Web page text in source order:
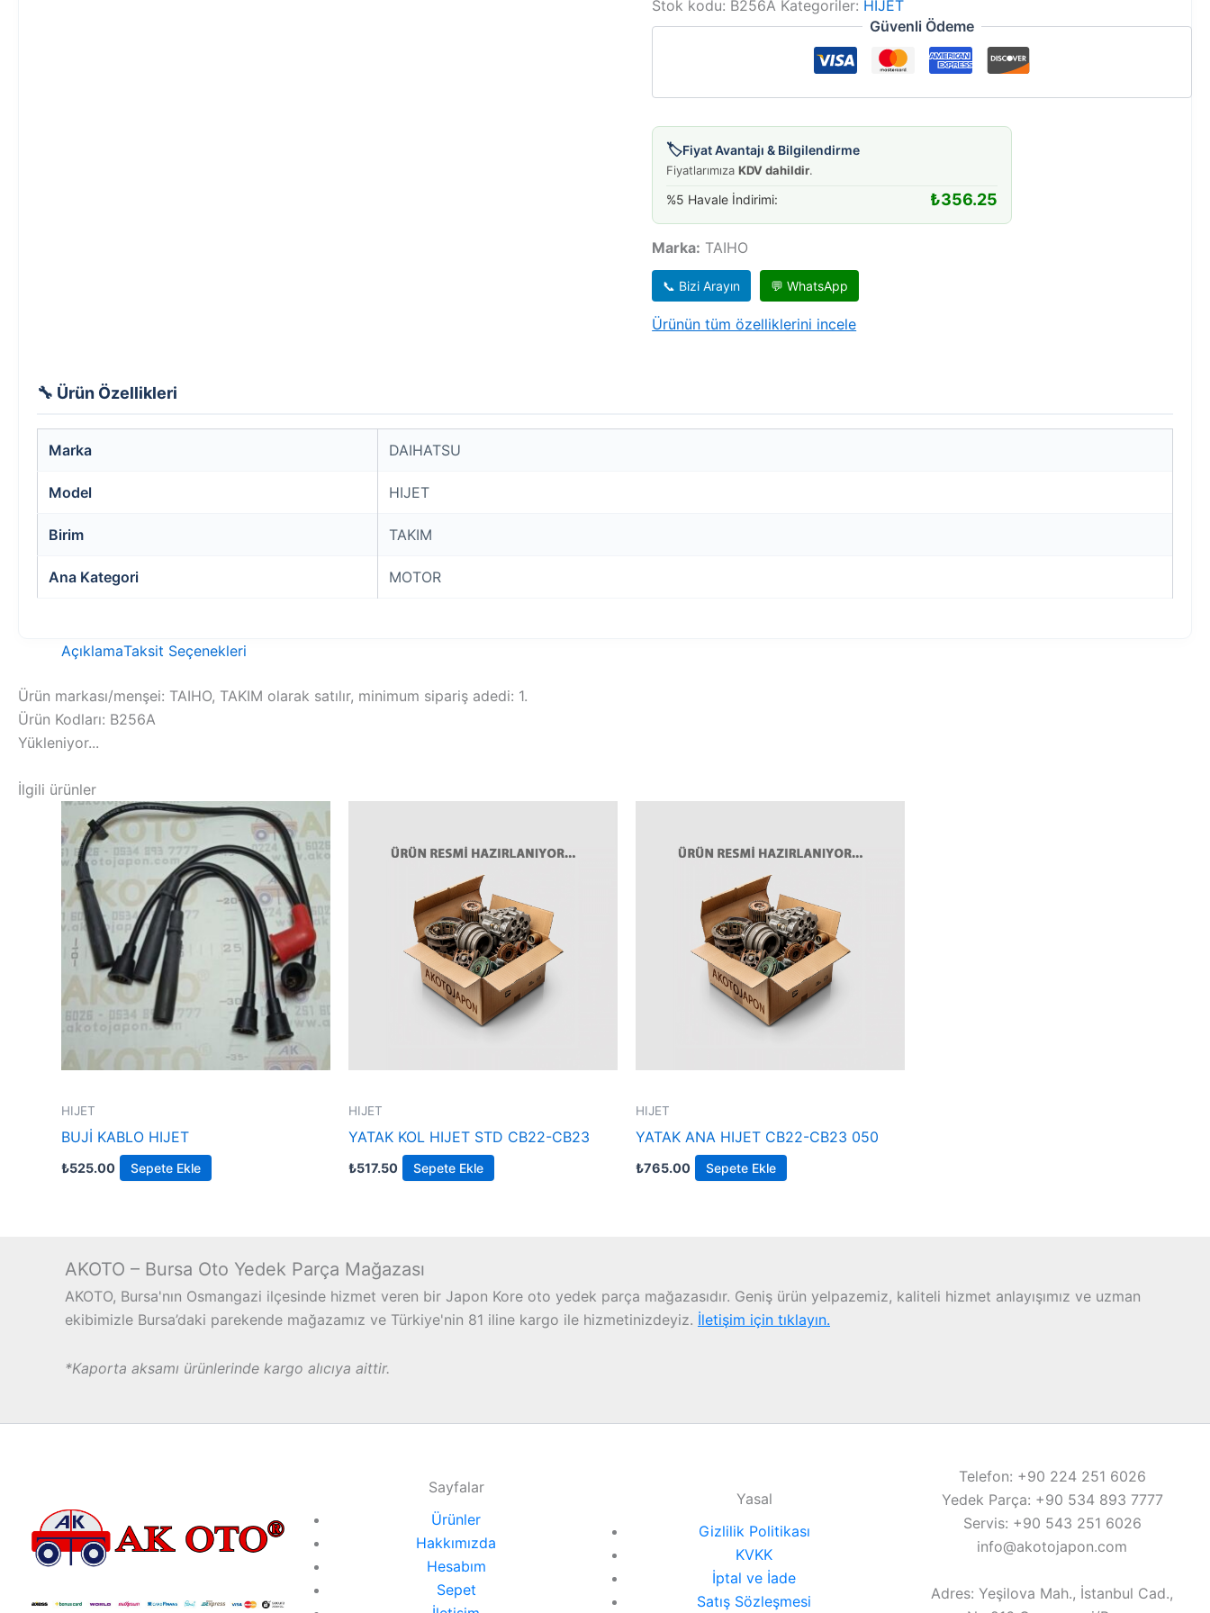
Stok kodu: B256A Kategoriler: HIJET
Güvenli Ödeme
🏷️Fiyat Avantajı & Bilgilendirme
FiyatlarımızaKDV dahildir.
%5 Havale İndirimi: ₺356.25
Marka: TAIHO
📞 Bizi Arayın 💬 WhatsApp
Ürünün tüm özelliklerini incele
🔧 Ürün Özellikleri
Marka DAIHATSU
Model HIJET
Birim TAKIM
Ana Kategori MOTOR
AçıklamaTaksit Seçenekleri
Ürün markası/menşei: TAIHO, TAKIM olarak satılır, minimum sipariş adedi: 1.
Ürün Kodları: B256A
Yükleniyor...
İlgili ürünler
HIJET
BUJİ KABLO HIJET
₺525.00 Sepete Ekle
HIJET
YATAK KOL HIJET STD CB22-CB23
₺517.50 Sepete Ekle
HIJET
YATAK ANA HIJET CB22-CB23 050
₺765.00 Sepete Ekle
AKOTO – Bursa Oto Yedek Parça Mağazası
AKOTO, Bursa'nın Osmangazi ilçesinde hizmet veren bir Japon Kore oto yedek parça mağazasıdır. Geniş ürün yelpazemiz, kaliteli hizmet anlayışımız ve uzman
ekibimizle Bursa’daki parekende mağazamız ve Türkiye'nin 81 iline kargo ile hizmetinizdeyiz. İletişim için tıklayın.
*Kaporta aksamı ürünlerinde kargo alıcıya aittir.
Sayfalar
Ürünler
Hakkımızda
Hesabım
Sepet
Yasal
Gizlilik Politikası
KVKK
İptal ve İade
Satış Sözleşmesi
Telefon: +90 224 251 6026
Yedek Parça: +90 534 893 7777
Servis: +90 543 251 6026
info@akotojapon.com
Adres: Yeşilova Mah., İstanbul Cad.,